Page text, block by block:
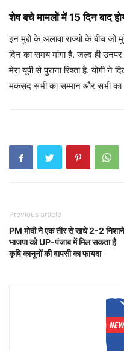
शेष बचे मामलों में 15 दिन बाद
इन मुद्दों के अलावा राज्यों के बीच
दिन का समय मांगा है. जल्द ही
मेरा यूपी से पुराना रिश्ता है. योगी ने
मकसद सभी का सम्मान और सभी का
Previous article
PM मोदी ने एक तीर से साधे 2-2
भाजपा को UP-पंजाब में मिल सकता है
कृषि कानूनों की वापसी का फायदा